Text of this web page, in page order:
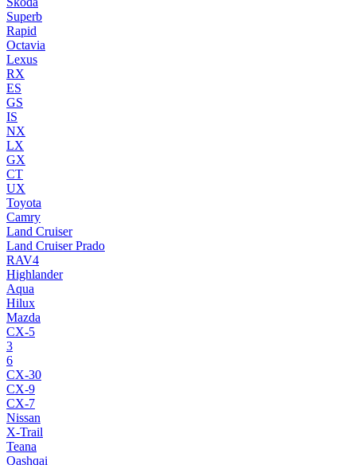
Superb
Rapid
Octavia
Lexus
RX
ES
GS
IS
NX
LX
GX
CT
UX
Toyota
Camry
Land Cruiser
Land Cruiser Prado
RAV4
Highlander
Aqua
Hilux
Mazda
CX-5
3
6
CX-30
CX-9
CX-7
Nissan
X-Trail
Teana
Qashqai